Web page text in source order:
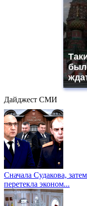
Дайджест СМИ
Сначала Судакова,
перетекла эконом...